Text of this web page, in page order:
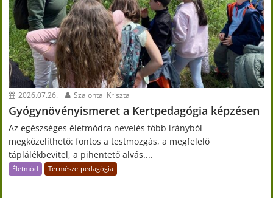
2026.07.26. Szalontai Kriszta
Gyógynövényismeret a Kertpedagógia képzésen
Az egészséges életmódra nevelés több irányból
megközelíthető: fontos a testmozgás, a megfelelő
táplálékbevitel, a pihentető alvás....
Életmód Természetpedagógia